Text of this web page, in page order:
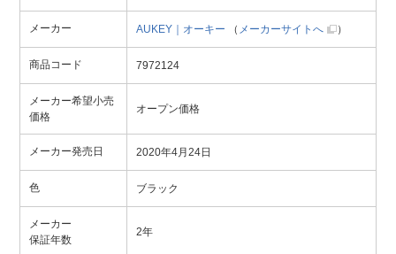
メーカー AUKEY｜オーキー （ メーカーサイトへ ）
商品コード 7972124
メーカー希望小売
価格
オープン価格
メーカー発売日 2020年4月24日
色 ブラック
メーカー
保証年数
2年